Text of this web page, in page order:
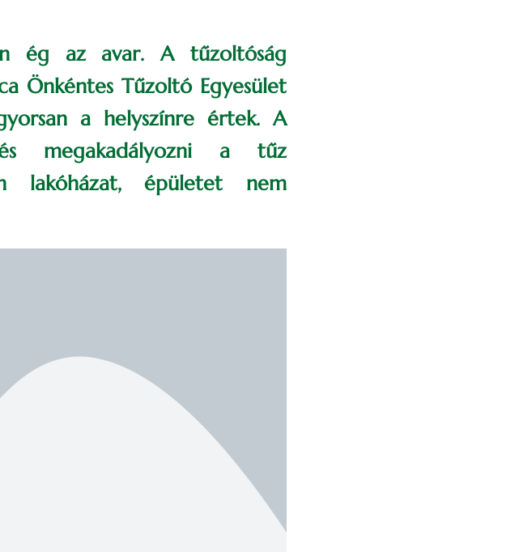
ég az avar. A tűzoltóság
Önkéntes Tűzoltó Egyesület
a helyszínre értek. A
megakadályozni a tűz
lakóházat, épületet nem